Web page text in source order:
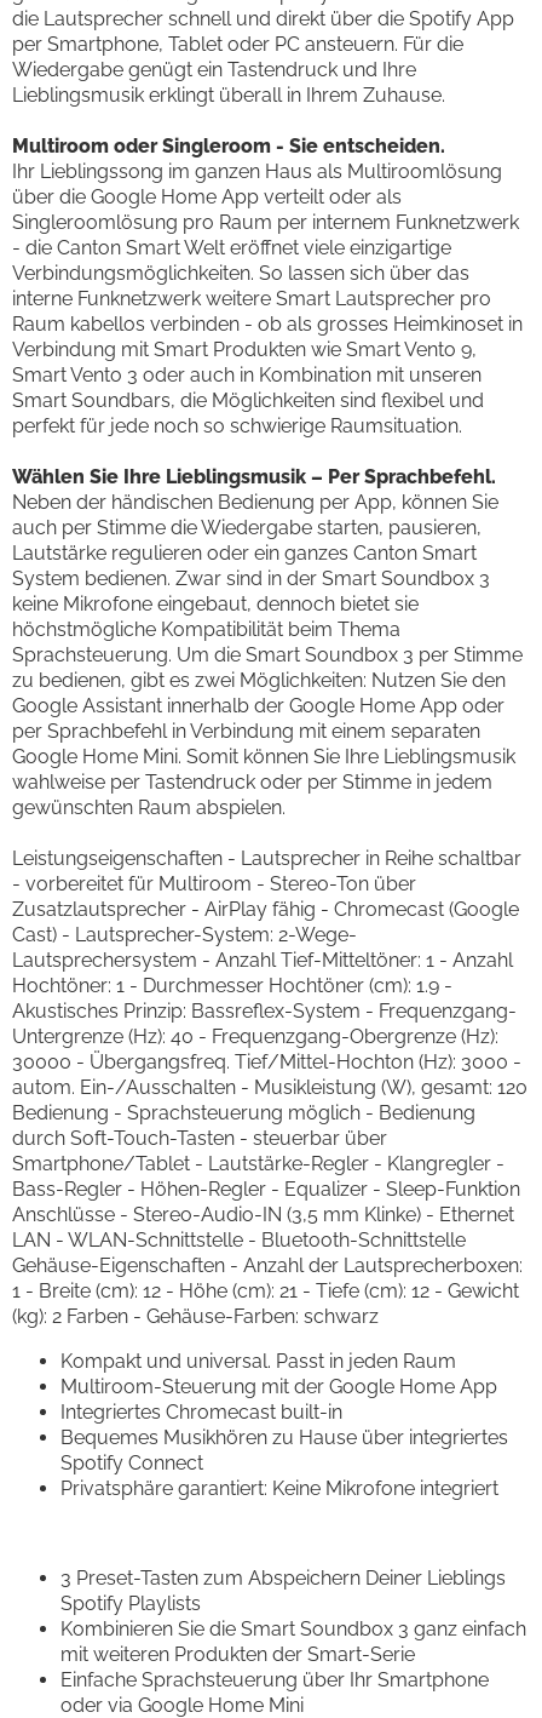
die Lautsprecher schnell und direkt über die Spotify App
per Smartphone, Tablet oder PC ansteuern. Für die
Wiedergabe genügt ein Tastendruck und Ihre
Lieblingsmusik erklingt überall in Ihrem Zuhause.
Multiroom oder Singleroom - Sie entscheiden.
Ihr Lieblingssong im ganzen Haus als Multiroomlösung
über die Google Home App verteilt oder als
Singleroomlösung pro Raum per internem Funknetzwerk
- die Canton Smart Welt eröffnet viele einzigartige
Verbindungsmöglichkeiten. So lassen sich über das
interne Funknetzwerk weitere Smart Lautsprecher pro
Raum kabellos verbinden - ob als grosses Heimkinoset in
Verbindung mit Smart Produkten wie Smart Vento 9,
Smart Vento 3 oder auch in Kombination mit unseren
Smart Soundbars, die Möglichkeiten sind flexibel und
perfekt für jede noch so schwierige Raumsituation.
Wählen Sie Ihre Lieblingsmusik – Per Sprachbefehl.
Neben der händischen Bedienung per App, können Sie
auch per Stimme die Wiedergabe starten, pausieren,
Lautstärke regulieren oder ein ganzes Canton Smart
System bedienen. Zwar sind in der Smart Soundbox 3
keine Mikrofone eingebaut, dennoch bietet sie
höchstmögliche Kompatibilität beim Thema
Sprachsteuerung. Um die Smart Soundbox 3 per Stimme
zu bedienen, gibt es zwei Möglichkeiten: Nutzen Sie den
Google Assistant innerhalb der Google Home App oder
per Sprachbefehl in Verbindung mit einem separaten
Google Home Mini. Somit können Sie Ihre Lieblingsmusik
wahlweise per Tastendruck oder per Stimme in jedem
gewünschten Raum abspielen.
Leistungseigenschaften - Lautsprecher in Reihe schaltbar
- vorbereitet für Multiroom - Stereo-Ton über
Zusatzlautsprecher - AirPlay fähig - Chromecast (Google
Cast) - Lautsprecher-System: 2-Wege-
Lautsprechersystem - Anzahl Tief-Mitteltöner: 1 - Anzahl
Hochtöner: 1 - Durchmesser Hochtöner (cm): 1.9 -
Akustisches Prinzip: Bassreflex-System - Frequenzgang-
Untergrenze (Hz): 40 - Frequenzgang-Obergrenze (Hz):
30000 - Übergangsfreq. Tief/Mittel-Hochton (Hz): 3000 -
autom. Ein-/Ausschalten - Musikleistung (W), gesamt: 120
Bedienung - Sprachsteuerung möglich - Bedienung
durch Soft-Touch-Tasten - steuerbar über
Smartphone/Tablet - Lautstärke-Regler - Klangregler -
Bass-Regler - Höhen-Regler - Equalizer - Sleep-Funktion
Anschlüsse - Stereo-Audio-IN (3,5 mm Klinke) - Ethernet
LAN - WLAN-Schnittstelle - Bluetooth-Schnittstelle
Gehäuse-Eigenschaften - Anzahl der Lautsprecherboxen:
1 - Breite (cm): 12 - Höhe (cm): 21 - Tiefe (cm): 12 - Gewicht
(kg): 2 Farben - Gehäuse-Farben: schwarz
Kompakt und universal. Passt in jeden Raum
Multiroom-Steuerung mit der Google Home App
Integriertes Chromecast built-in
Bequemes Musikhören zu Hause über integriertes
Spotify Connect
Privatsphäre garantiert: Keine Mikrofone integriert
3 Preset-Tasten zum Abspeichern Deiner Lieblings
Spotify Playlists
Kombinieren Sie die Smart Soundbox 3 ganz einfach
mit weiteren Produkten der Smart-Serie
Einfache Sprachsteuerung über Ihr Smartphone
oder via Google Home Mini